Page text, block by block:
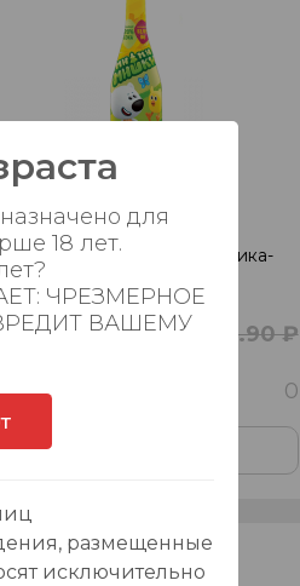
б/а газ. "Мульт" клубника-
банан 0,75л.
₽ 259.90 ₽
0
Добавить в корзину
%
для
18 лет.
ЧРЕЗМЕРНОЕ
ВАШЕМУ
размещенные
исключительно